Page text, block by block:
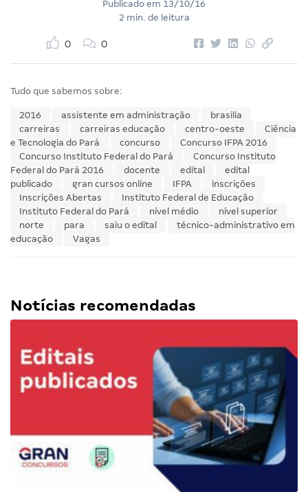
Publicado em 13/10/16
2 min. de leitura
0 0
Tudo que sabemos sobre:
2016 assistente em administração
brasilia
carreiras
carreiras educação centro-oeste
Ciência
e Tecnologia do Pará
concurso
Concurso IFPA 2016
Concurso Instituto Federal do Pará
Concurso Instituto
Federal do Pará 2016
docente edital
edital
publicado
gran cursos online IFPA
inscrições
Inscrições Abertas
Instituto Federal de Educação
Instituto Federal do Pará
nível médio
nível superior
norte
para saiu o edital
técnico-administrativo em
educação
Vagas
Notícias recomendadas